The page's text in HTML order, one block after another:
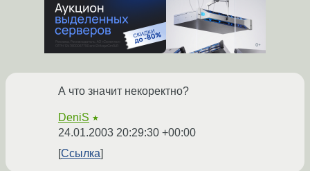
А что значит некоректно?
DeniS ★
24.01.2003 20:29:30 +00:00
Ссылка